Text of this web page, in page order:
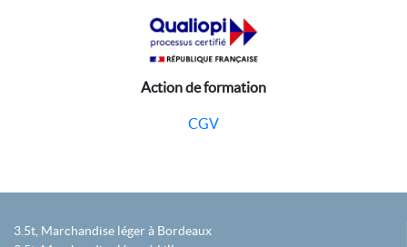
Action de formation
CGV
3.5t, Marchandise léger à Bordeaux